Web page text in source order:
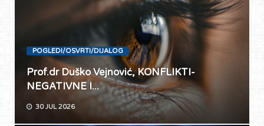
POGLEDI/OSVRTI/DIJALOG
Prof.dr Duško Vejnović, KONFLIKTI-
NEGATIVNE I...
30 JUL 2026